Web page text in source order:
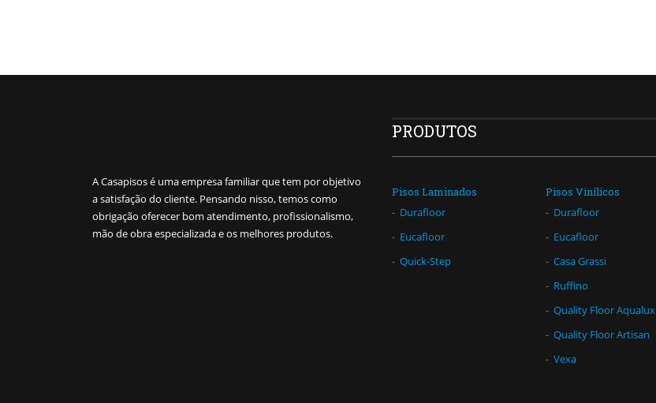
A Casapisos é uma empresa familiar que tem por objetivo
a satisfação do cliente. Pensando nisso, temos como
obrigação oferecer bom atendimento, profissionalismo,
mão de obra especializada e os melhores produtos.
PRODUTOS
Pisos Laminados
Durafloor
Eucafloor
Quick-Step
Pisos Vinílicos
Durafloor
Eucafloor
Casa Grassi
Ruffino
Quality Floor Aqualux
Quality Floor Artisan
Vexa